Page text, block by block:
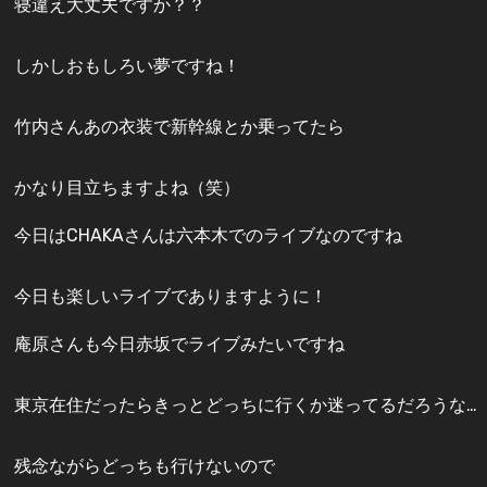
寝違え大丈夫ですか？？
しかしおもしろい夢ですね！
竹内さんあの衣装で新幹線とか乗ってたら
かなり目立ちますよね（笑）
今日はCHAKAさんは六本木でのライブなのですね
今日も楽しいライブでありますように！
庵原さんも今日赤坂でライブみたいですね
東京在住だったらきっとどっちに行くか迷ってるだろうな…
残念ながらどっちも行けないので